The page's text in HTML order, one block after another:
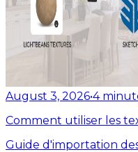
August 3, 2026•4
Comment utiliser les
Guide d'importation